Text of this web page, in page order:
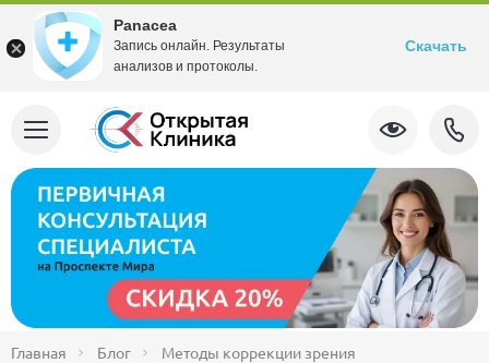
Главная Блог Методы коррекции зрения
Panacea
Запись онлайн. Результаты
анализов и протоколы.
Скачать